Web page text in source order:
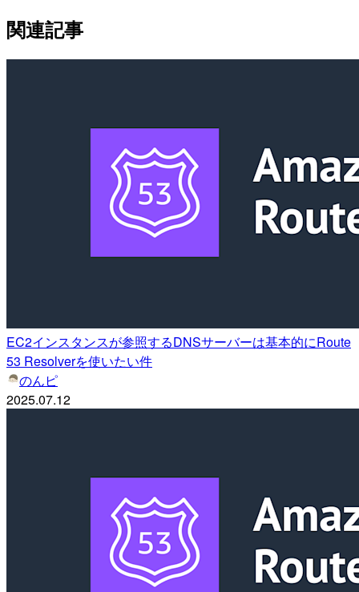
関連記事
EC2インスタンスが参照するDNSサーバーは基本的にRoute
53 Resolverを使いたい件
のんピ
2025.07.12